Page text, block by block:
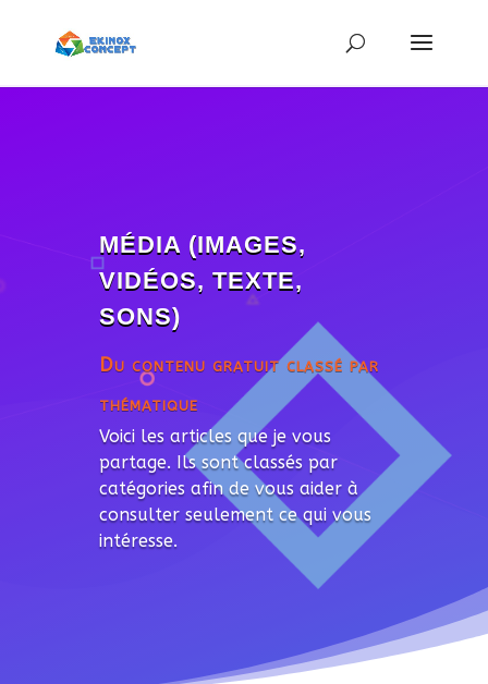
MÉDIA (IMAGES,
VIDÉOS, TEXTE,
SONS)
Du contenu gratuit classé par
thématique
Voici les articles que je vous
partage. Ils sont classés par
catégories afin de vous aider à
consulter seulement ce qui vous
intéresse.